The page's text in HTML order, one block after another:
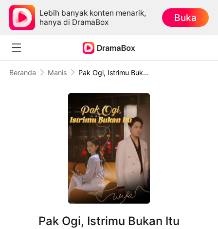
Lebih banyak konten menarik,
hanya di DramaBox
Buka
Beranda Manis Pak Ogi, Istrimu Bukan Itu
Pak Ogi, Istrimu Bukan Itu